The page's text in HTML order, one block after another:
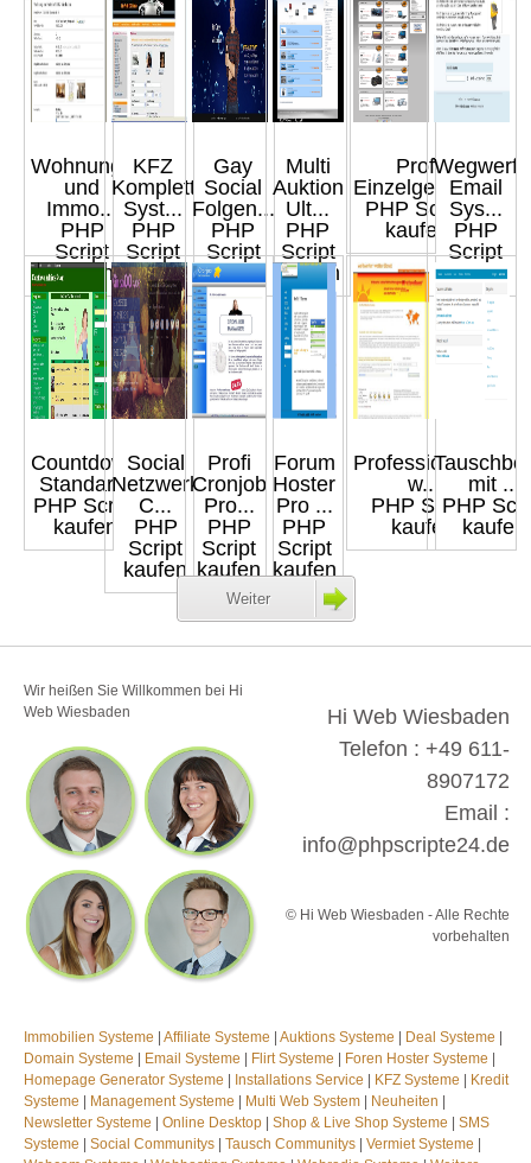
Wohnungs
und
Immo...
PHP
Script
kaufen
KFZ
Komplett
Syst...
PHP
Script
kaufen
Gay
Social
Folgen...
PHP
Script
kaufen
Multi
Auktion
Ult...
PHP
Script
kaufen
Profi
Einzelgebot...
PHP Script
kaufen
Wegwerf
Email
Sys...
PHP
Script
kaufen
Countdown
Standar...
PHP Script
kaufen
Social
Netzwerk
C...
PHP
Script
kaufen
Profi
Cronjob
Pro...
PHP
Script
kaufen
Forum
Hoster
Pro ...
PHP
Script
kaufen
Professioneller
w...
PHP Script
kaufen
mit ...
PHP
kaufen
Weiter
Wir heißen Sie Willkommen bei Hi
Web Wiesbaden
Hi Web Wiesbaden
Telefon : +49 611-
8907172
Email :
info@phpscripte24.de
© Hi Web Wiesbaden - Alle Rechte
vorbehalten
Immobilien Systeme Affiliate Systeme Auktions Systeme Deal Systeme
Domain Systeme
Email Systeme Flirt Systeme Foren Hoster Systeme
Homepage Generator Systeme
Installations Service KFZ Systeme
Kredit
Systeme
Management Systeme Multi Web System Neuheiten
Newsletter Systeme
Online Desktop Shop & Live Shop Systeme
SMS
Systeme
Social Communitys Tausch Communitys Vermiet Systeme